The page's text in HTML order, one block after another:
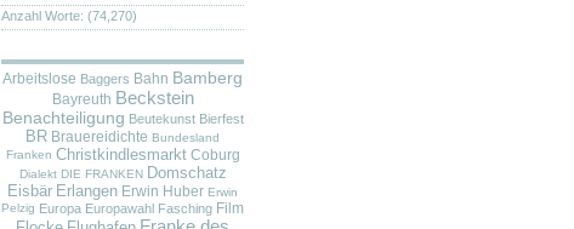
Anzahl Worte: (74,270)
Arbeitslose Baggers Bahn Bamberg
Bayreuth Beckstein
Benachteiligung Beutekunst Bierfest
BR Brauereidichte Bundesland
Franken Christkindlesmarkt Coburg
Dialekt DIE FRANKEN Domschatz
Eisbär Erlangen Erwin Huber Erwin
Pelzig Europa Europawahl Fasching Film